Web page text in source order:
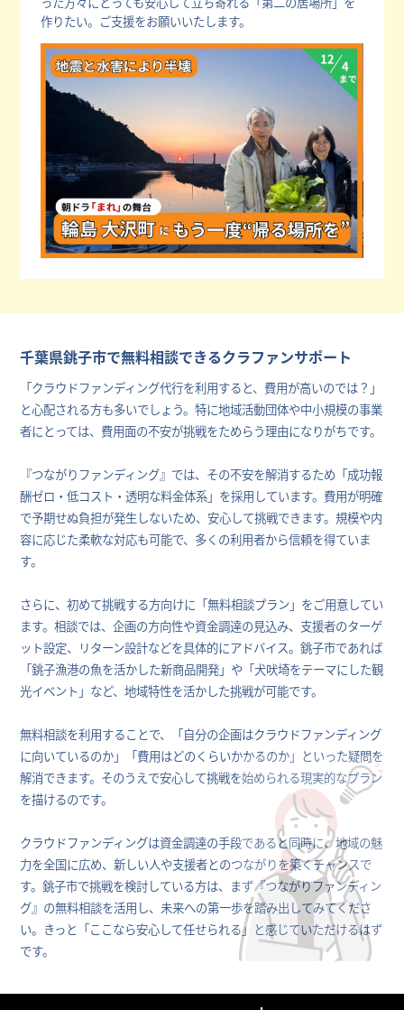
作りたい。ご支援をお願いいたします。
千葉県銚子市で無料相談できるクラファンサポート
「クラウドファンディング代行を利用すると、費用が高いのでは？」
と心配される方も多いでしょう。特に地域活動団体や中小規模の事業
者にとっては、費用面の不安が挑戦をためらう理由になりがちです。
『つながりファンディング』では、その不安を解消するため「成功報
酬ゼロ・低コスト・透明な料金体系」を採用しています。費用が明確
で予期せぬ負担が発生しないため、安心して挑戦できます。規模や内
容に応じた柔軟な対応も可能で、多くの利用者から信頼を得ていま
す。
さらに、初めて挑戦する方向けに「無料相談プラン」をご用意してい
ます。相談では、企画の方向性や資金調達の見込み、支援者のターゲ
ット設定、リターン設計などを具体的にアドバイス。銚子市であれば
「銚子漁港の魚を活かした新商品開発」や「犬吠埼をテーマにした観
光イベント」など、地域特性を活かした挑戦が可能です。
無料相談を利用することで、「自分の企画はクラウドファンディング
に向いているのか」「費用はどのくらいかかるのか」といった疑問を
解消できます。そのうえで安心して挑戦を始められる現実的なプラン
を描けるのです。
クラウドファンディングは資金調達の手段であると同時に、地域の魅
力を全国に広め、新しい人や支援者とのつながりを築くチャンスで
す。銚子市で挑戦を検討している方は、まず『つながりファンディン
グ』の無料相談を活用し、未来への第一歩を踏み出してみてくださ
い。きっと「ここなら安心して任せられる」と感じていただけるはず
です。